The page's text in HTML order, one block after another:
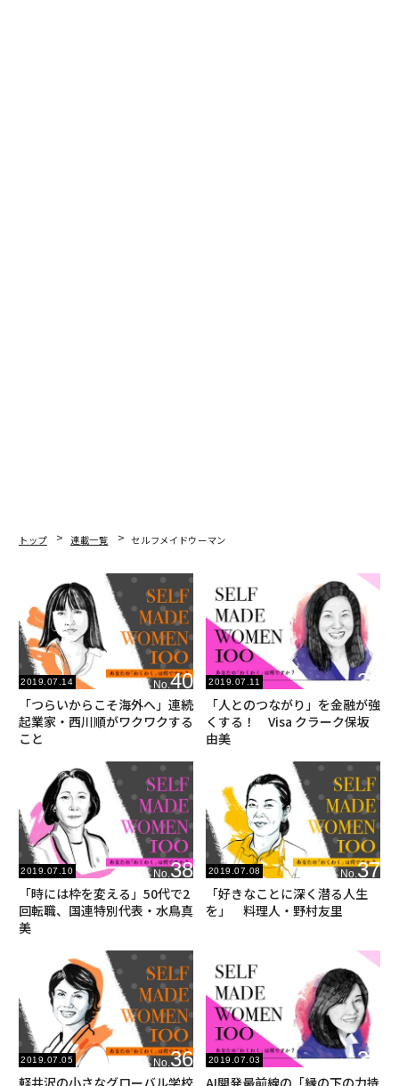
トップ 連載一覧 セルフメイドウーマン
2019.07.14 No.40
「つらいからこそ海外へ」連続
起業家・西川順がワクワクする
こと
2019.07.11 No.39
「人とのつながり」を金融が強
くする！ Visa クラーク保坂
由美
2019.07.10 No.38
「時には枠を変える」50代で2
回転職、国連特別代表・水鳥真
美
2019.07.08 No.37
「好きなことに深く潜る人生
を」 料理人・野村友里
2019.07.05 No.36
軽井沢の小さなグローバル学校
2019.07.03 No.35
AI開発最前線の「縁の下の力持